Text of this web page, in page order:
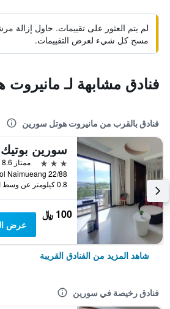
لم يتم العثور على تقييمات. حاول إزالة
مسح كل شيء لعرض التقييمات.
فنادق مشابهة لـ
فنادق بالقرب من مانيروت هوتل سورين
3 نجوم
ممتاز 8.6
0.8 كيلومتر عن وسط المدينة
100 ﷼
عرض
شاهد المزيد من الفنادق القريبة
فنادق رخيصة في سورين